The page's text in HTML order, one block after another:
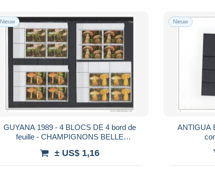
Nieuw
GUYANA 1989 - 4 BLOCS DE 4 bord de
feuille - CHAMPIGNONS BELLE
± US$ 1,16
Nieuw
ANTIGUA